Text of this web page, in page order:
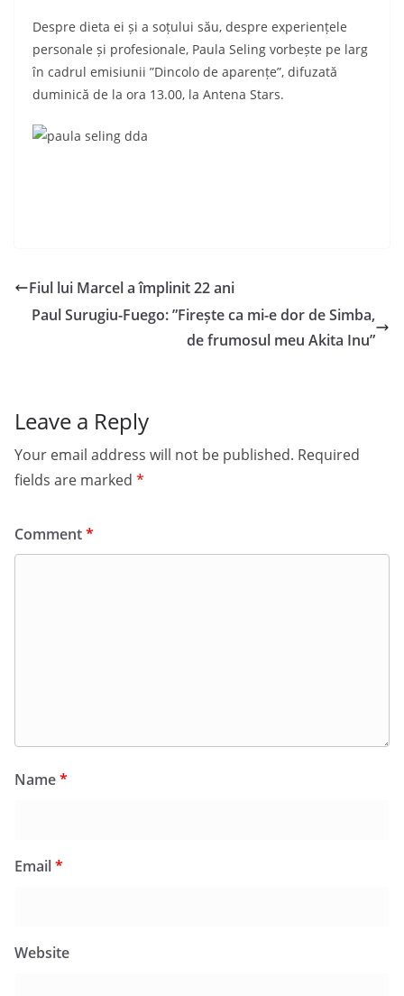
Despre dieta ei și a soțului său, despre experiențele
personale și profesionale, Paula Seling vorbește pe larg
în cadrul emisiunii ”Dincolo de aparențe”, difuzată
duminică de la ora 13.00, la Antena Stars.
Fiul lui Marcel a împlinit 22 ani
Paul Surugiu-Fuego: ”Firește ca mi-e dor de Simba,
de frumosul meu Akita Inu”
Leave a Reply
Your email address will not be published. Required
fields are marked *
Comment*
Name*
Email*
Website